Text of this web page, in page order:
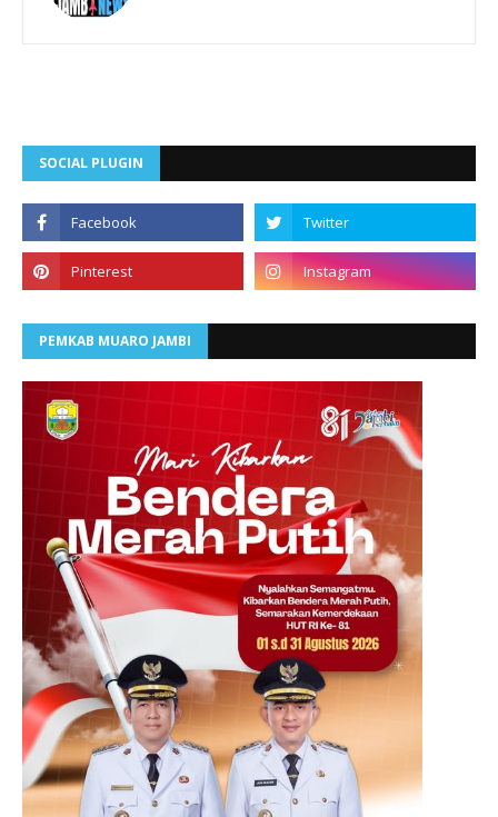
SOCIAL PLUGIN
PEMKAB MUARO JAMBI